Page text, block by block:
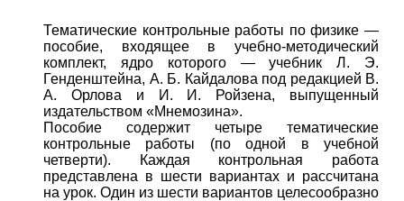
Тематические контрольные работы по физике —
пособие, входящее в учебно-методический
комплект, ядро которого — учебник Л. Э.
Генденштейна, А. Б. Кайдалова под редакцией В.
А. Орлова и И. И. Ройзена, выпущенный
издательством «Мнемозина».
Пособие содержит четыре тематические
контрольные работы (по одной в учебной
четверти). Каждая контрольная работа
представлена в шести вариантах и рассчитана
на урок. Один из шести вариантов целесообразно